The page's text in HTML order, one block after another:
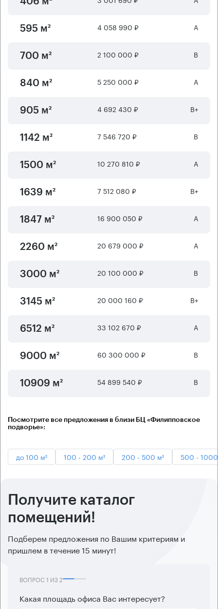
595 м² 4 058 990 ₽ А
700 м² 2 100 000 ₽ B
840 м² 5 250 000 ₽ А
905 м² 4 692 430 ₽ B+
1142 м² 7 546 720 ₽ B
1500 м² 10 270 810 ₽ А
1639 м² 7 512 080 ₽ B+
1847 м² 16 900 050 ₽ А
2260 м² 20 679 000 ₽ А
3000 м² 20 100 000 ₽ B
3145 м² 20 000 160 ₽ B+
6512 м² 33 102 670 ₽ А
9000 м² 60 300 000 ₽ B
10909 м² 54 899 540 ₽ B
Посмотрите все предложения в близи БЦ «Филипповское
подворье»:
до 100 м² 100 - 200 м² 200 - 500 м² 500 -
Получите каталог
помещений!
Подберем предложения по Вашим критериям и
пришлем в течение 15 минут!
ВОПРОС 1 ИЗ2
Какая площадь офиса Вас интересует?